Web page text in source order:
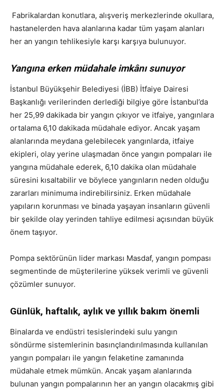
Fabrikalardan konutlara, alışveriş merkezlerinde okullara,
hastanelerden hava alanlarına kadar tüm yaşam alanları
her an yangın tehlikesiyle karşı karşıya bulunuyor.
Yangına erken müdahale imkânı sunuyor
İstanbul Büyükşehir Belediyesi (İBB) İtfaiye Dairesi
Başkanlığı verilerinden derlediği bilgiye göre İstanbul’da
her 25,99 dakikada bir yangın çıkıyor ve itfaiye, yangınlara
ortalama 6,10 dakikada müdahale ediyor. Ancak yaşam
alanlarında meydana gelebilecek yangınlarda, itfaiye
ekipleri, olay yerine ulaşmadan önce yangın pompaları ile
yangına müdahale ederek, 6,10 dakika olan müdahale
süresini kısaltabilir ve böylece yangınların neden olduğu
zararları minimuma indirebilirsiniz. Erken müdahale
yapıların korunması ve binada yaşayan insanların güvenli
bir şekilde olay yerinden tahliye edilmesi açısından büyük
önem taşıyor.
Pompa sektörünün lider markası Masdaf, yangın pompası
segmentinde de müşterilerine yüksek verimli ve güvenli
çözümler sunuyor.
Günlük, haftalık, aylık ve yıllık bakım önemli
Binalarda ve endüstri tesislerindeki sulu yangın
söndürme sistemlerinin basınçlandırılmasında kullanılan
yangın pompaları ile yangın felaketine zamanında
müdahale etmek mümkün. Ancak yaşam alanlarında
bulunan yangın pompalarının her an yangın olacakmış gibi